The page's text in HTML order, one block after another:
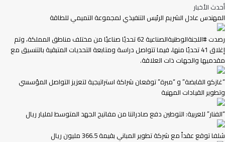
أحدث الأخبار
المهندس عادل الشريم الرئيس التنفيذي لمجموعة التميمي للطاقة
رصدت #اللجنةالوطنيةالصناعية 62 تحديًا صناعيًا من مختلف مناطق المملكة، وتم
إغلاق 41 تحديًا منها، فيما تتواصل دراسة ومتابعة التحديات المتبقية بالتنسيق مع
مقدميها والجهات ذات العلاقة.
“غازكو القابضة” و “مبرة” توقعان شراكة استراتيجية لتعزيز التواصل المؤسسي
وتطوير القيادات المهنية
“الفنار” للعربية: التوطين دفع صادراتنا من مفاتيح الجهد المتوسط لمليار ريال
شلفا توقع عقداً مع شركة تطوير المباني بقيمة 366.5 مليون ريال